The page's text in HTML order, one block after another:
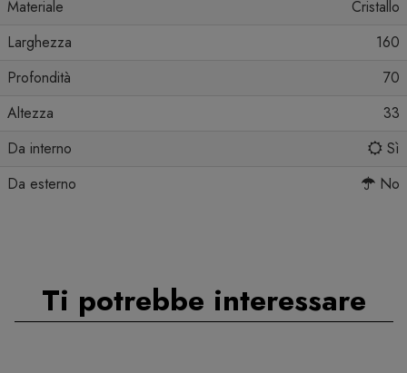
Materiale
Cristallo
Larghezza
160
Profondità
70
Altezza
33
Da interno
Sì
Da esterno
No
Ti potrebbe interessare